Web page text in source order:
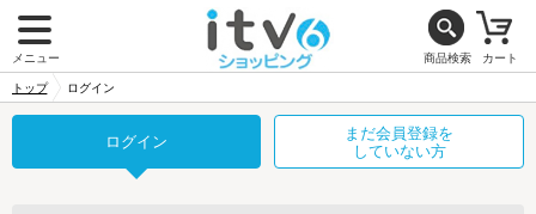
メニュー 商品検索 カート
トップ ログイン
ログイン
まだ会員登録を
していない方